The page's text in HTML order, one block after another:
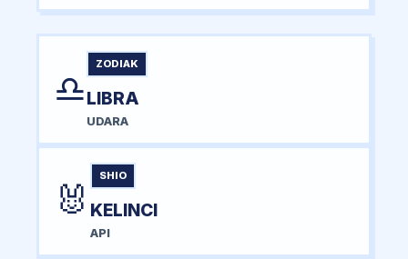
♎
ZODIAK
LIBRA
UDARA
🐰
SHIO
KELINCI
API